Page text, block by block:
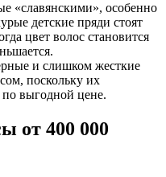
«славянскими», особенно
детские пряди стоят
цвет волос становится
и слишком жесткие
поскольку их
выгодной цене.
от 400 000